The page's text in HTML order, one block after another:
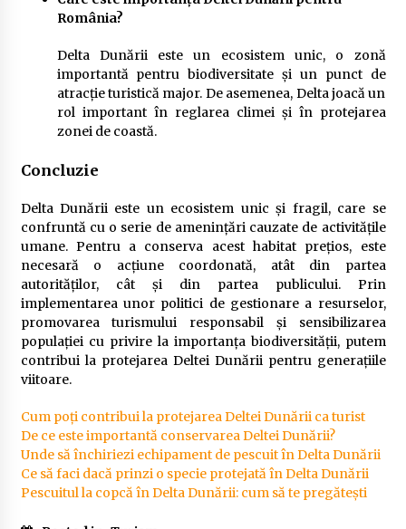
România?
Delta Dunării este un ecosistem unic, o zonă
importantă pentru biodiversitate și un punct de
atracție turistică major. De asemenea, Delta joacă un
rol important în reglarea climei și în protejarea
zonei de coastă.
Concluzie
Delta Dunării este un ecosistem unic și fragil, care se
confruntă cu o serie de amenințări cauzate de activitățile
umane. Pentru a conserva acest habitat prețios, este
necesară o acțiune coordonată, atât din partea
autorităților, cât și din partea publicului. Prin
implementarea unor politici de gestionare a resurselor,
promovarea turismului responsabil și sensibilizarea
populației cu privire la importanța biodiversității, putem
contribui la protejarea Deltei Dunării pentru generațiile
viitoare.
Cum poți contribui la protejarea Deltei Dunării ca turist
De ce este importantă conservarea Deltei Dunării?
Unde să închiriezi echipament de pescuit în Delta Dunării
Ce să faci dacă prinzi o specie protejată în Delta Dunării
Pescuitul la copcă în Delta Dunării: cum să te pregătești